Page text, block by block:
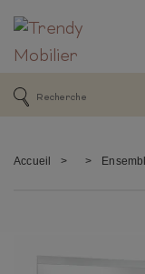
Accueil > >